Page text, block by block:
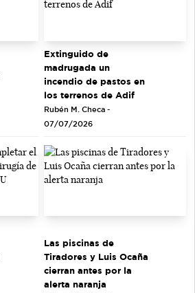
Extinguido de
madrugada un
incendio de pastos en
los terrenos de Adif
Rubén M. Checa -
07/07/2026
Las piscinas de
Tiradores y Luis Ocaña
cierran antes por la
alerta naranja